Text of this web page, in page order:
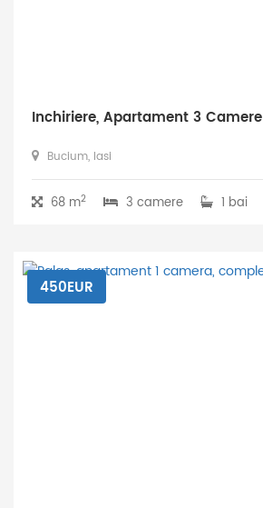
Inchiriere, Apartament 3 Camere
Bucium, Iasi
68 m2 3 camere 1 bai
450EUR